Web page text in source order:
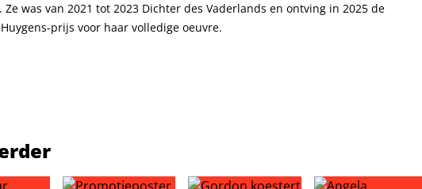
Ze was van 2021 tot 2023 Dichter des Vaderlands en ontving in 2025 de
prijs voor haar volledige oeuvre.